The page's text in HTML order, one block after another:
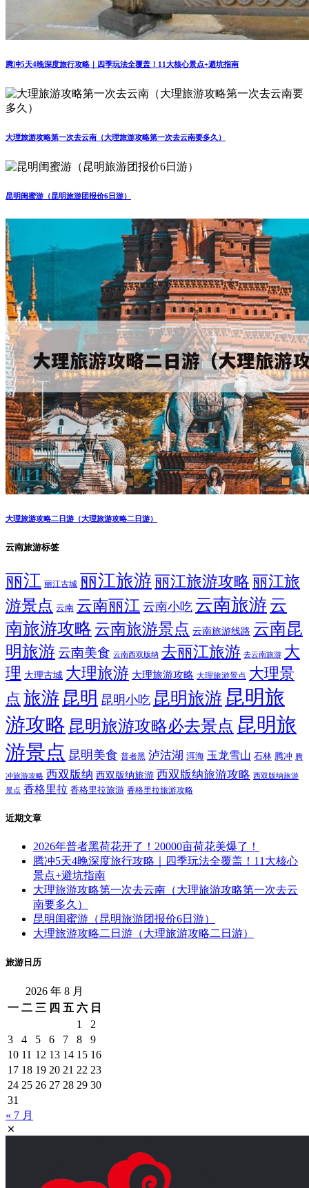
腾冲5天4晚深度旅行攻略｜四季玩法全覆盖！11大核心景点+避坑指南
大理旅游攻略第一次去云南（大理旅游攻略第一次去云南要多久）
昆明闺蜜游（昆明旅游团报价6日游）
大理旅游攻略二日游（大理旅游攻略二日游）
云南旅游标签
丽江 丽江古城 丽江旅游 丽江旅游攻略 丽江旅
游景点 云南 云南丽江 云南小吃 云南旅游 云
南旅游攻略 云南旅游景点 云南旅游线路 云南昆
明旅游 云南美食 云南西双版纳 去丽江旅游 去云南旅游 大
理 大理古城 大理旅游 大理旅游攻略 大理旅游景点 大理景
点 旅游 昆明 昆明小吃 昆明旅游 昆明旅
游攻略 昆明旅游攻略必去景点 昆明旅
游景点 昆明美食 普者黑 泸沽湖 洱海 玉龙雪山 石林 腾冲 腾
冲旅游攻略 西双版纳 西双版纳旅游 西双版纳旅游攻略 西双版纳旅游
景点 香格里拉 香格里拉旅游 香格里拉旅游攻略
近期文章
2026年普者黑荷花开了！20000亩荷花美爆了！
腾冲5天4晚深度旅行攻略｜四季玩法全覆盖！11大核心
景点+避坑指南
大理旅游攻略第一次去云南（大理旅游攻略第一次去云
南要多久）
昆明闺蜜游（昆明旅游团报价6日游）
大理旅游攻略二日游（大理旅游攻略二日游）
旅游日历
2026 年 8 月
一 二 三 四 五 六 日
1
2
3
4 5 6 7 8
9
10 11 12 13 14 15 16
17 18 19 20 21 22 23
24 25 26 27 28 29 30
31
« 7 月